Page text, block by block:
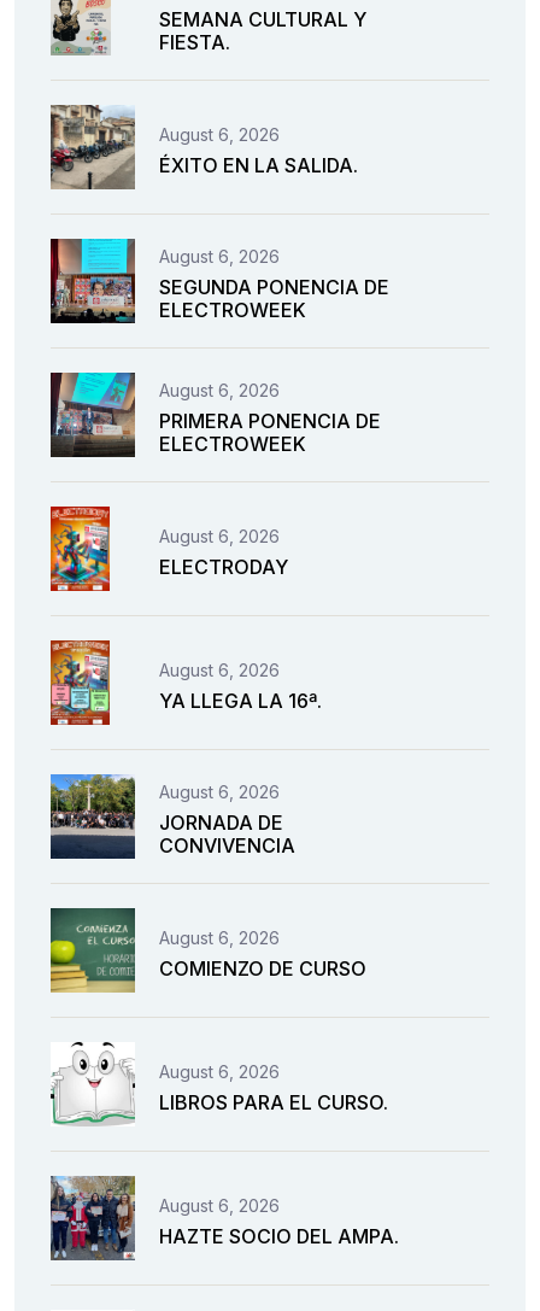
SEMANA CULTURAL Y
FIESTA.
August 6, 2026
ÉXITO EN LA SALIDA.
August 6, 2026
SEGUNDA PONENCIA DE
ELECTROWEEK
August 6, 2026
PRIMERA PONENCIA DE
ELECTROWEEK
August 6, 2026
ELECTRODAY
August 6, 2026
YA LLEGA LA 16ª.
August 6, 2026
JORNADA DE
CONVIVENCIA
August 6, 2026
COMIENZO DE CURSO
August 6, 2026
LIBROS PARA EL CURSO.
August 6, 2026
HAZTE SOCIO DEL AMPA.